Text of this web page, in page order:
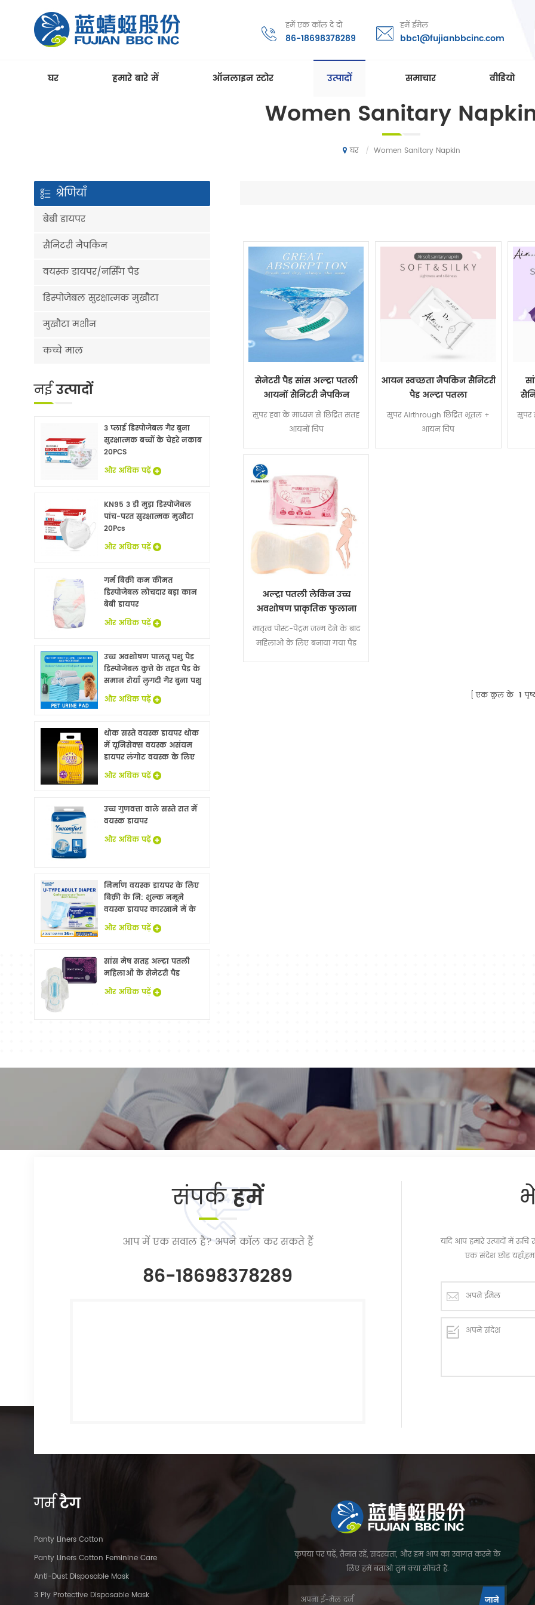
हमें एक कॉल दे दो
86-18698378289
हमें ईमेल
bbc1@fujianbbcinc.com
घर हमारे बारे में ऑनलाइन स्टोर उत्पादों समाचार वीडियो
Women Sanitary
घर / Women Sanitary Napkin
सेनेटरी पैड सांस अल्ट्रा पतली
आयनों सैनिटरी नैपकिन
सुपर हवा के माध्यम से छिद्रित सतह
आयनों चिप
आयन स्वच्छता नैपकिन सैनिटरी
पैड अल्ट्रा पतला
सुपर Airthrough छिद्रित भूतल +
आयन चिप
सुपर
अल्ट्रा पतली लेकिन उच्च
अवशोषण प्राकृतिक फुलाना
लुगदी sap प्रसूति के साथ
मिश्रित पोस्ट-पेट्रम तकती
मातृत्व पोस्ट-पेट्रम जन्म देने के बाद
महिलाओं के लिए बनाया गया पैड
एक कुल के 1
श्रेणियाँ
बेबी डायपर
सैनिटरी नैपकिन
वयस्क डायपर/नर्सिंग पैड
डिस्पोजेबल सुरक्षात्मक मुखौटा
मुखौटा मशीन
कच्चे माल
नईउत्पादों
3 प्लाई डिस्पोजेबल गैर बुना
सुरक्षात्मक बच्चों के चेहरे नकाब
20PCS
और अधिक पढ़ें
KN95 3 डी मुड़ा डिस्पोजेबल
पांच-परत सुरक्षात्मक मुखौटा
20Pcs
और अधिक पढ़ें
गर्म बिक्री कम कीमत
डिस्पोजेबल लोचदार बड़ा कान
बेबी डायपर
और अधिक पढ़ें
उच्च अवशोषण पालतू पशु पैड
डिस्पोजेबल कुत्ते के तहत पैड के
समान रोयाँ लुगदी गैर बुना पशु
बिस्तर चादरों थोक
और अधिक पढ़ें
थोक सस्ते वयस्क डायपर थोक
में यूनिसेक्स वयस्क असंयम
डायपर लंगोट वयस्क के लिए
नि: शुल्क नमूने
और अधिक पढ़ें
उच्च गुणवत्ता वाले सस्ते रात में
वयस्क डायपर
और अधिक पढ़ें
निर्माण वयस्क डायपर के लिए
बिक्री के नि: शुल्क नमूने
वयस्क डायपर कारखाने में के
साथ China
और अधिक पढ़ें
सांस मेष सतह अल्ट्रा पतली
महिलाओं के सेनेटरी पैड
और अधिक पढ़ें
संपर्कहमें
आप में एक सवाल है? अपने कॉल कर सकते हैं
86-18698378289
यदि आप हमारे उत्पादों में
एक संदेश छोड़
गर्मटैग
Panty Liners Cotton
Panty Liners Cotton Feminine Care
Anti-Dust Disposable Mask
3 Ply Protective Disposable Mask
कृपया पर पढ़ें, तैनात रहें, सदस्यता, और हम आप का स्वागत करने के
लिए हमें बताओ तुम क्या सोचते हैं.